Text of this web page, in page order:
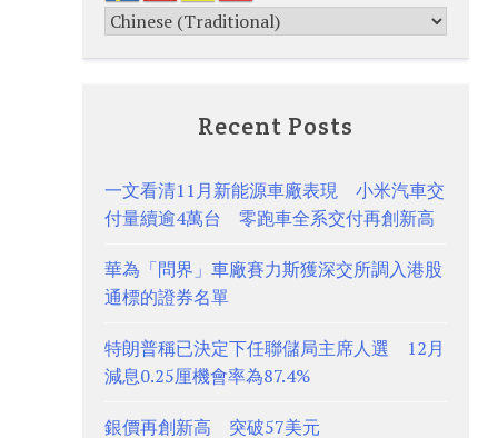
Recent Posts
一文看清11月新能源車廠表現 小米汽車交
付量續逾4萬台 零跑車全系交付再創新高
華為「問界」車廠賽力斯獲深交所調入港股
通標的證券名單
特朗普稱已決定下任聯儲局主席人選 12月
減息0.25厘機會率為87.4%
銀價再創新高 突破57美元